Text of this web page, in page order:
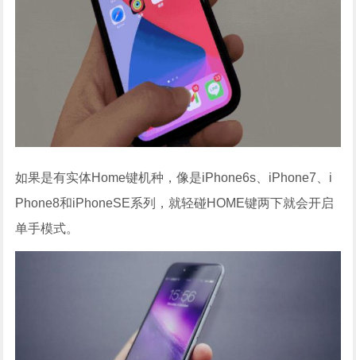
如果是有实体Home键机种，像是iPhone6s、iPhone7、i
Phone8和iPhoneSE系列，就轻碰HOME键两下就会开启
单手模式。